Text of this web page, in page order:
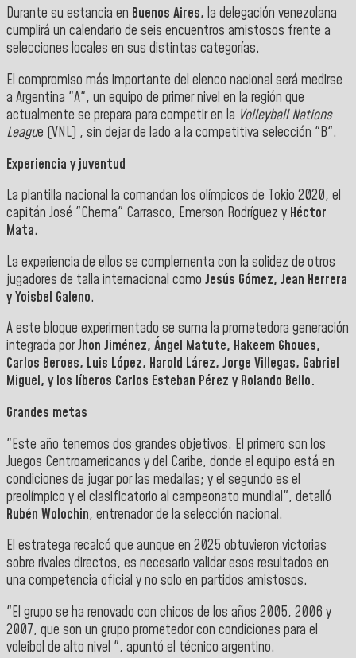
Durante su estancia en Buenos Aires, la delegación venezolana
cumplirá un calendario de seis encuentros amistosos frente a
selecciones locales en sus distintas categorías.
El compromiso más importante del elenco nacional será medirse
a Argentina "A", un equipo de primer nivel en la región que
actualmente se prepara para competir en la Volleyball Nations
League (VNL) , sin dejar de lado a la competitiva selección "B".
Experiencia y juventud
La plantilla nacional la comandan los olímpicos de Tokio 2020, el
capitán José "Chema" Carrasco, Emerson Rodríguez y Héctor
Mata.
La experiencia de ellos se complementa con la solidez de otros
jugadores de talla internacional como Jesús Gómez, Jean Herrera
y Yoisbel Galeno.
A este bloque experimentado se suma la prometedora generación
integrada por Jhon Jiménez, Ángel Matute, Hakeem Ghoues,
Carlos Beroes, Luis López, Harold Lárez, Jorge Villegas, Gabriel
Miguel, y los líberos Carlos Esteban Pérez y Rolando Bello.
Grandes metas
"Este año tenemos dos grandes objetivos. El primero son los
Juegos Centroamericanos y del Caribe, donde el equipo está en
condiciones de jugar por las medallas; y el segundo es el
preolímpico y el clasificatorio al campeonato mundial", detalló
Rubén Wolochin, entrenador de la selección nacional.
El estratega recalcó que aunque en 2025 obtuvieron victorias
sobre rivales directos, es necesario validar esos resultados en
una competencia oficial y no solo en partidos amistosos.
"El grupo se ha renovado con chicos de los años 2005, 2006 y
2007, que son un grupo prometedor con condiciones para el
voleibol de alto nivel ", apuntó el técnico argentino.